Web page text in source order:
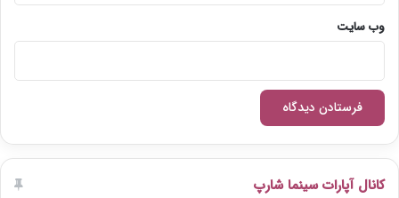
وب‌ سایت
کانال آپارات سینما شارپ